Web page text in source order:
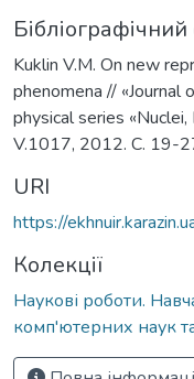
Kuklin V.M. On new
phenomena // «Journal
physical series
V.1017, 2012. C. 19-
URI
https://
Колекції
Наукові роботи.
комп'ютерних наук